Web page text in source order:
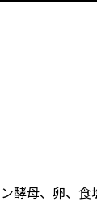
酵母、卵、